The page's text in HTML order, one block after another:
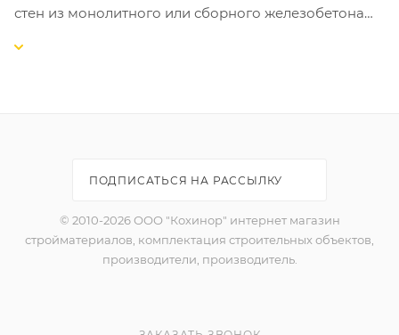
стен из монолитного или сборного железобетона
-доступна также в морозостойкой версии для
транспортировки в зимнее время;
-пригодна для внутренних и наружных работ;
ПОДПИСАТЬСЯ НА РАССЫЛКУ
© 2010-2026 ООО "Кохинор" интернет магазин
стройматериалов, комплектация строительных объектов,
производители, производитель.